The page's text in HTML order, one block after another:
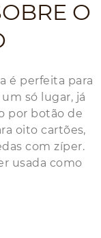
O
é perfeita para
só lugar, já
por botão de
oito cartões,
com zíper.
usada como